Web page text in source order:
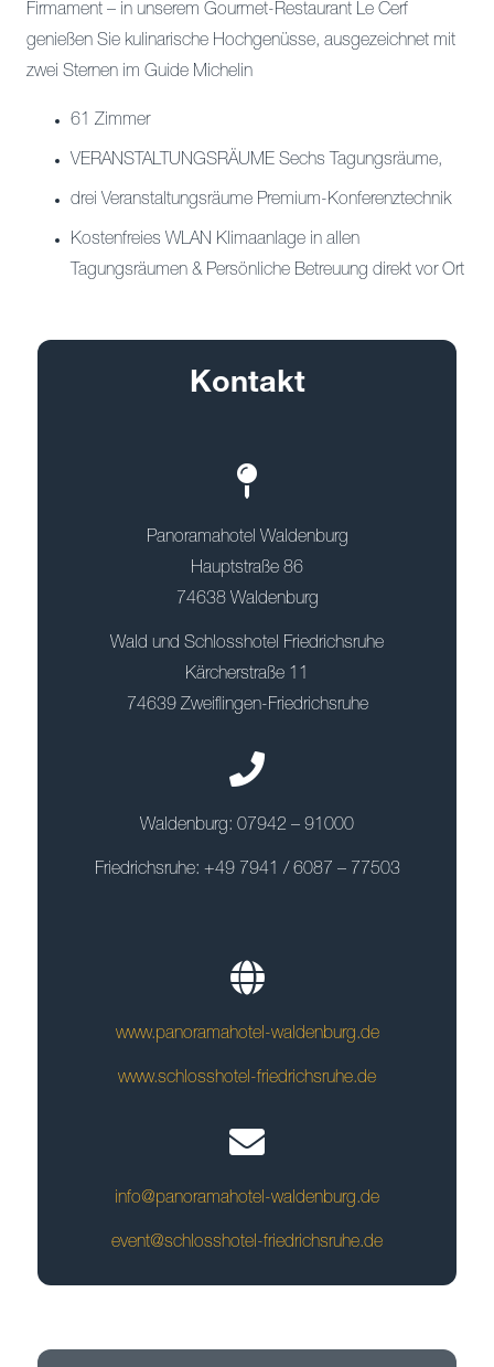
Firmament – in unserem Gourmet-Restaurant Le Cerf
genießen Sie kulinarische Hochgenüsse, ausgezeichnet mit
zwei Sternen im Guide Michelin
61 Zimmer
VERANSTALTUNGSRÄUME Sechs Tagungsräume,
drei Veranstaltungsräume Premium-Konferenztechnik
Kostenfreies WLAN Klimaanlage in allen
Tagungsräumen & Persönliche Betreuung direkt vor Ort
Kontakt
Panoramahotel Waldenburg
Hauptstraße 86
74638 Waldenburg
Wald und Schlosshotel Friedrichsruhe
Kärcherstraße 11
74639 Zweiflingen-Friedrichsruhe
Waldenburg: 07942 – 91000
Friedrichsruhe: +49 7941 / 6087 – 77503
www.panoramahotel-waldenburg.de
www.schlosshotel-friedrichsruhe.de
info@panoramahotel-waldenburg.de
event@schlosshotel-friedrichsruhe.de